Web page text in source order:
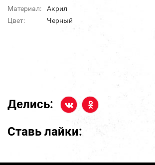
Материал:
Акрил
Цвет:
Черный
Делись:
Ставь лайки: